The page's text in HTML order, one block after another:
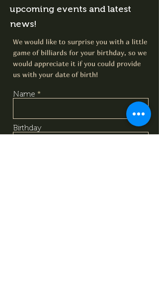
upcoming events and latest
news!
We would like to surprise you with a little
game of billiards for your birthday, so we
would appreciate it if you could provide
us with your date of birth!
Name
Birthday